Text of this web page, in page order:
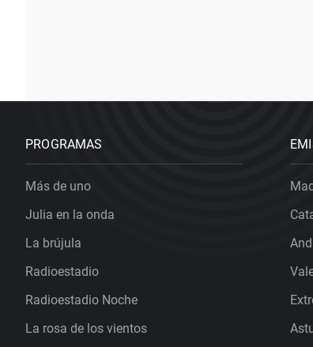
PROGRAMAS
Más de uno
Julia en la onda
La brújula
Radioestadio
Radioestadio Noche
La rosa de los vientos